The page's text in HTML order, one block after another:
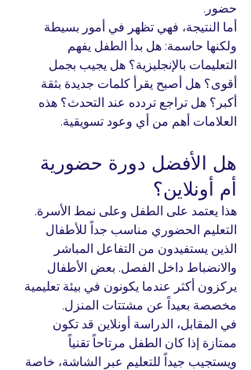
حضور.
أما النتيجة، فهي تظهر في أمور بسيطة
ولكنها حاسمة: هل بدأ الطفل يفهم
التعليمات بالإنجليزية؟ هل يجيب بجمل
أقوى؟ هل أصبح يقرأ كلمات جديدة بثقة
أكبر؟ هل تراجع تردده عند التحدث؟ هذه
العلامات أهم من أي وعود تسويقية.
هل الأفضل دورة حضورية
أم أونلاين؟
هذا يعتمد على الطفل وعلى نمط الأسرة.
التعليم الحضوري مناسب جداً للأطفال
الذين يستفيدون من التفاعل المباشر
والانضباط داخل الفصل. بعض الأطفال
يركزون أكثر عندما يكونون في بيئة تعليمية
مخصصة بعيداً عن مشتتات المنزل.
في المقابل، الدراسة أونلاين قد تكون
ممتازة إذا كان الطفل مرتاحاً تقنياً
ويستجيب جيداً للتعليم عبر الشاشة، خاصة